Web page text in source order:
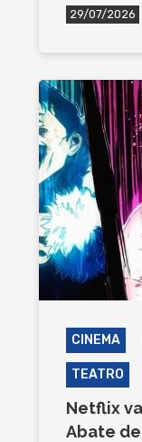
29/07/2026
CINEMA
TEATRO
Netflix
Abate de